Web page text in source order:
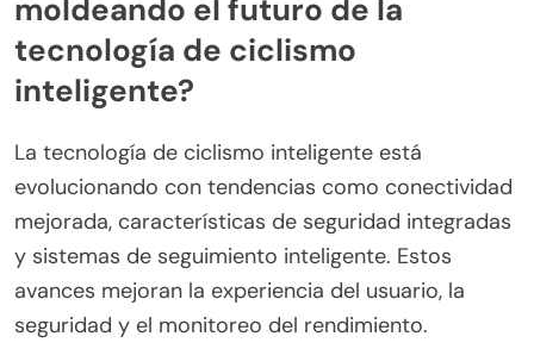
provienen de la falta de familiaridad; las marcas de
renombre garantizan un rendimiento y precisión
robustos.
¿Qué tendencias están
moldeando el futuro de la
tecnología de ciclismo
inteligente?